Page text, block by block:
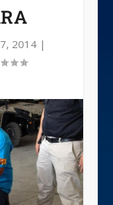
2014 |